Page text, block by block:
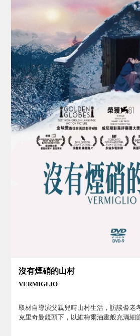
沒有煙硝的山村
VERMIGLIO
取材自導演父親兒時山村生活，訪談耆老
克里奇曼鏡頭下，以維梅爾油畫般充滿細